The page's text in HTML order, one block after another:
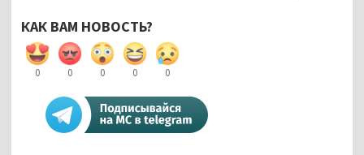
КАК ВАМ НОВОСТЬ?
0 0 0 0 0